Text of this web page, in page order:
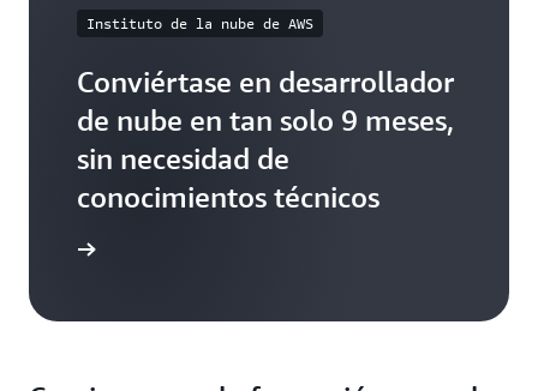
Instituto de la nube de AWS
Conviértase en desarrollador
de nube en tan solo 9 meses,
sin necesidad de
conocimientos técnicos